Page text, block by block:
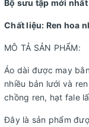
Bộ sưu tập mới
Chất liệu: Ren hoa
MÔ TẢ SẢN PHẨM:
Áo dài được may
nhiều bản lưới và
chồng ren, hạt fale
Đây là sản phẩm